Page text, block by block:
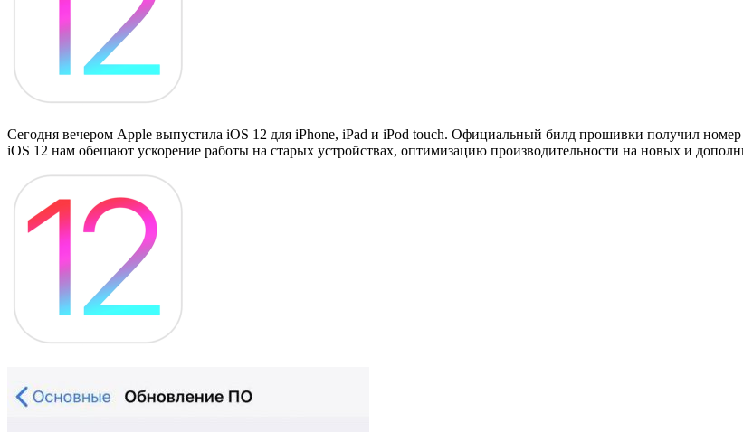
Сегодня вечером Apple выпустила iOS 12 для iPhone, iPad и iPod touch. Официальный билд прошивки получил
iOS 12 нам обещают ускорение работы на старых устройствах, оптимизацию производительности на новых и